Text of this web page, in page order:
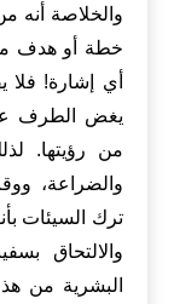
والخلاصة أنه
خطة أو هدف من
أي إشارة! فلا
يغض الطرف عن
من رؤيتها.
والضراعة،
ترك السيئات
والالتحاق
البشرية من